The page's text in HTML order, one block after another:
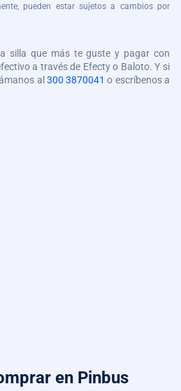
pueden estar sujetos a cambios por
silla que más te guste y pagar con
a través de Efecty o Baloto. Y si
al 300 3870041 o escríbenos a
en Pinbus